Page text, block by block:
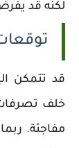
لكنه قد
قد تتمكن
خلف
مفاجئة.